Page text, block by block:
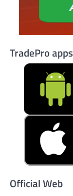
TradePro apps
Official Web